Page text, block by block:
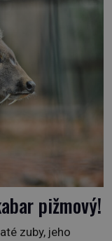
přídomek nemá
pižmový!
zuby, jeho